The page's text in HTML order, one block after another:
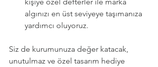
algınızı en üst seviyeye taşımanıza
yardımcı oluyoruz.
Siz de kurumunuza değer katacak,
unutulmaz ve özel tasarım hediye